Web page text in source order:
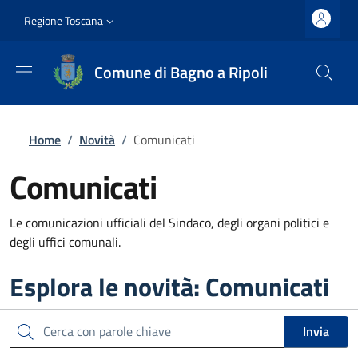
Slim top
Regione Toscana
Comune di Bagno a Ripoli
Briciole di pane
Home / Novità / Comunicati
Comunicati
Le comunicazioni ufficiali del Sindaco, degli organi politici e
degli uffici comunali.
Esplora le novità: Comunicati
Cerca Invia